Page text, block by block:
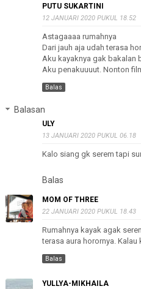
PUTU SUKARTINI
12 JANUARI 2020 PUKUL 18.52
Astagaaaa rumahnya
Dari jauh aja udah terasa
Aku kayaknya gak bakalan
Aku penakuuuut. Nonton
Balas
Balasan
ULY
13 JANUARI 2020 PUKUL 06.18
Kalo siang gk serem tapi
Balas
MOM OF THREE
22 JANUARI 2020 PUKUL 18.43
Rumahnya kayak agak
terasa aura horornya.
Balas
YULLYA-MIKHAILA